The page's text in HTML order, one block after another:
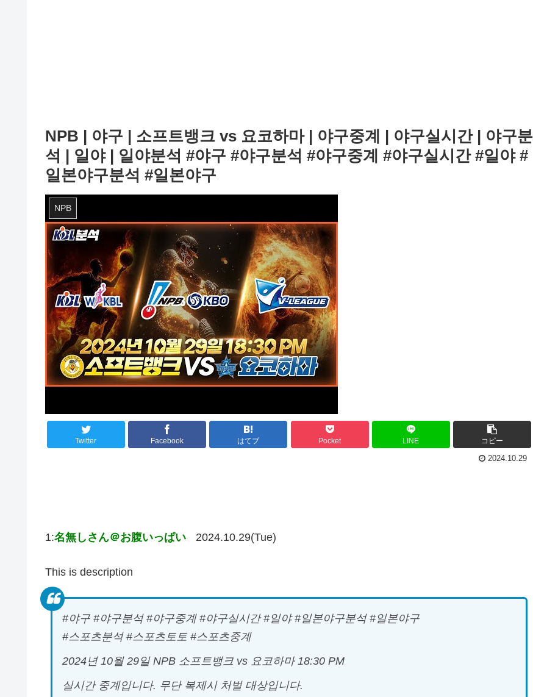
NPB | 야구 | 소프트뱅크 vs 요코하마 | 야구중계 | 야구실시간 | 야구분
석 | 일야 | 일야분석 #야구 #야구분석 #야구중계 #야구실시간 #일야 #
일본야구분석 #일본야구
NPB
Twitter Facebook はてブ Pocket LINE コピー
2024.10.29
1:名無しさん＠お腹いっぱい 2024.10.29(Tue)
This is description
#야구 #야구분석 #야구중계 #야구실시간 #일야 #일본야구분석 #일본야구
#스포츠분석 #스포츠토토 #스포츠중계
2024년 10월 29일 NPB 소프트뱅크 vs 요코하마 18:30 PM
실시간 중계입니다. 무단 복제시 처벌 대상입니다.